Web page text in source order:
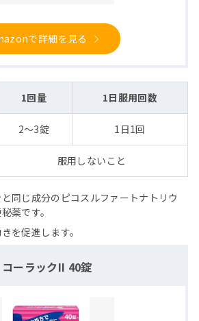
で詳細を見る
1回量 1日服用回数
2〜3錠 1日1回
服用しないこと
同じ成分のピコスルファートナトリウ
薬です。
を促進します。
コーラックII 40錠